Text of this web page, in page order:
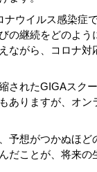
ウイルス感染症
の継続をどのよ
ながら、コロナ
れたGIGAスク
ありますが、オン
想がつかぬほど
だことが、将来の